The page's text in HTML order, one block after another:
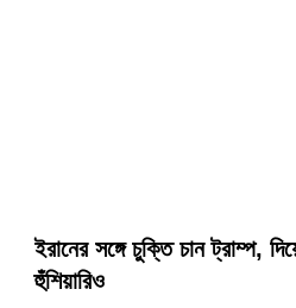
ইরানের সঙ্গে চুক্তি চান ট্রাম্প,
হুঁশিয়ারিও